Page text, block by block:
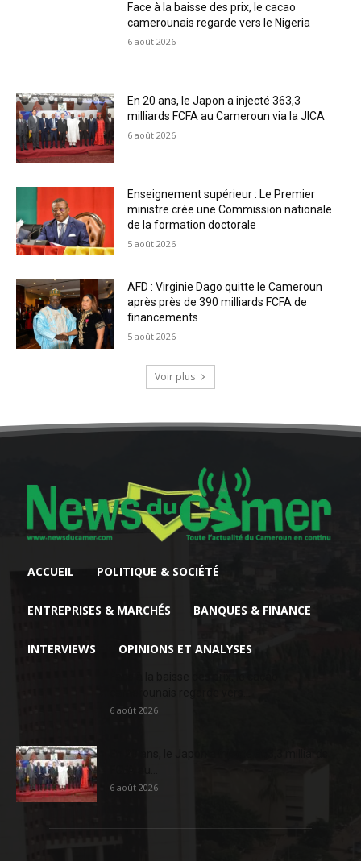
Face à la baisse des prix, le cacao
camerounais regarde vers le Nigeria
6 août 2026
En 20 ans, le Japon a injecté 363,3
milliards FCFA au Cameroun via la JICA
6 août 2026
Enseignement supérieur : Le Premier
ministre crée une Commission nationale
de la formation doctorale
5 août 2026
AFD : Virginie Dago quitte le Cameroun
après près de 390 milliards FCFA de
financements
5 août 2026
Voir plus
ACCUEIL POLITIQUE & SOCIÉTÉ
ENTREPRISES & MARCHÉS BANQUES & FINANCE
INTERVIEWS OPINIONS ET ANALYSES
6 août 2026
6 août 2026